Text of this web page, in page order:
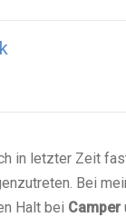
in letzter Zeit
Bei
Halt bei Camper